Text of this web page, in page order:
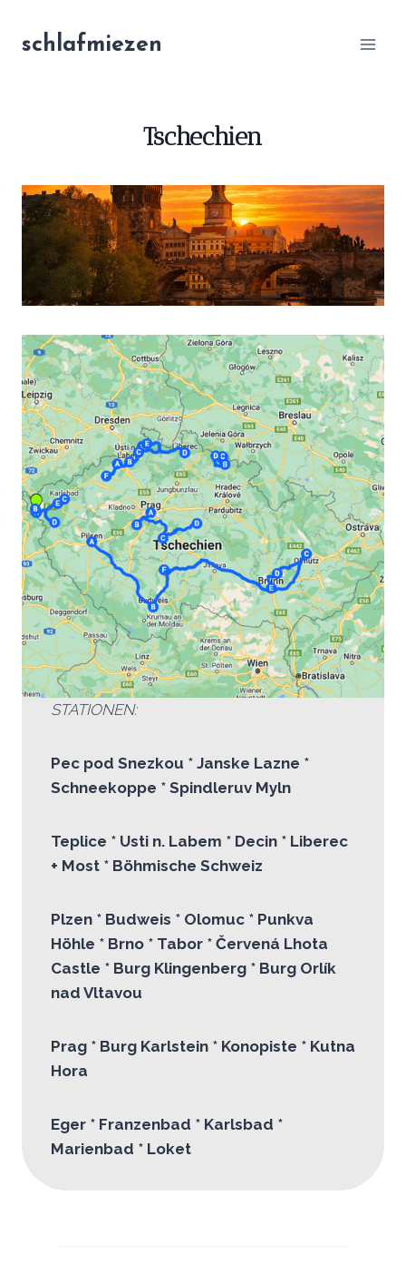
Inhaltschlafmiezen
Tschechien
STATIONEN:
Pec pod Snezkou * Janske Lazne *
Schneekoppe * Spindleruv Myln
Teplice * Usti n. Labem * Decin * Liberec
+ Most * Böhmische Schweiz
Plzen * Budweis * Olomuc * Punkva
Höhle * Brno * Tabor * Červená Lhota
Castle * Burg Klingenberg * Burg Orlík
nad Vltavou
Prag * Burg Karlstein * Konopiste * Kutna
Hora
Eger * Franzenbad * Karlsbad *
Marienbad * Loket